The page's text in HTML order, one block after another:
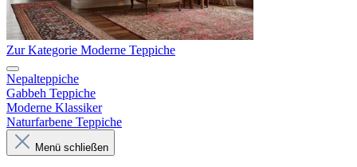
Zur Kategorie Moderne Teppiche
Nepalteppiche
Gabbeh Teppiche
Moderne Klassiker
Naturfarbene Teppiche
Menü schließen